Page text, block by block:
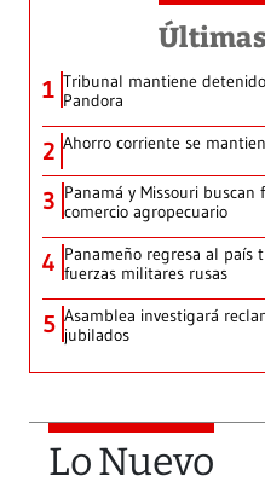
1 Tribunal mantiene
Pandora
2 Ahorro corriente se
3 Panamá y Missouri
comercio agropecuario
4 Panameño regresa al país
fuerzas militares rusas
5 Asamblea investigará
jubilados
Lo Nuevo